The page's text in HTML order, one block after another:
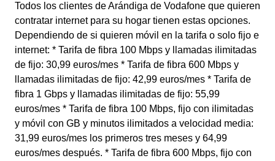
Todos los clientes de Arándiga de Vodafone que quieren
contratar internet para su hogar tienen estas opciones.
Dependiendo de si quieren móvil en la tarifa o solo fijo e
internet: * Tarifa de fibra 100 Mbps y llamadas ilimitadas
de fijo: 30,99 euros/mes * Tarifa de fibra 600 Mbps y
llamadas ilimitadas de fijo: 42,99 euros/mes * Tarifa de
fibra 1 Gbps y llamadas ilimitadas de fijo: 55,99
euros/mes * Tarifa de fibra 100 Mbps, fijo con ilimitadas
y móvil con GB y minutos ilimitados a velocidad media:
31,99 euros/mes los primeros tres meses y 64,99
euros/mes después. * Tarifa de fibra 600 Mbps, fijo con